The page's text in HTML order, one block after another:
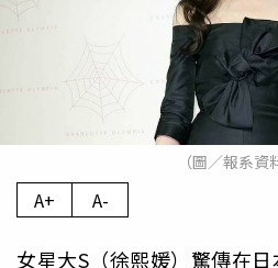
（圖／報系資
A+ A-
女星大S（徐熙媛）驚傳在